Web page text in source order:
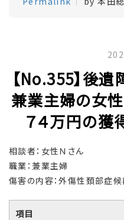
【No.355】後
兼業主婦の女性
７４万円の獲
相談者：女性Ｎさん
職業：兼業主婦
傷害の内容：外傷性頚部症
項目